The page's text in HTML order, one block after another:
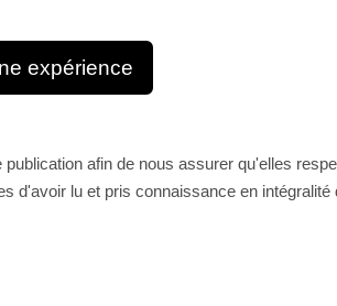
expérience
afin de nous assurer qu'elles
d'avoir lu et pris connaissance en intégralité